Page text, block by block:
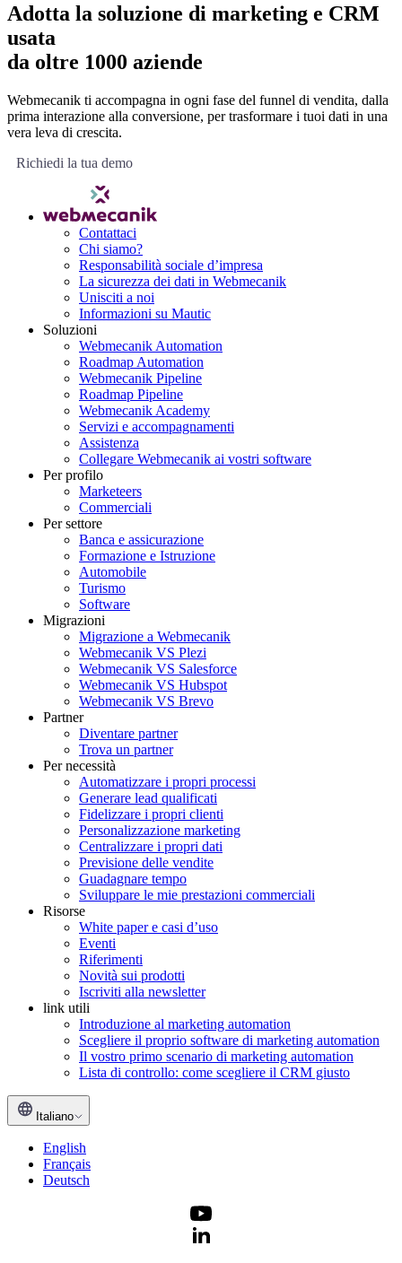
Adotta la soluzione di marketing e CRM
usata
da oltre 1000 aziende
Webmecanik ti accompagna in ogni fase del funnel di vendita, dalla
prima interazione alla conversione, per trasformare i tuoi dati in una
vera leva di crescita.
Richiedi la tua demo
Contattaci
Chi siamo?
Responsabilità sociale d’impresa
La sicurezza dei dati in Webmecanik
Unisciti a noi
Informazioni su Mautic
Soluzioni
Webmecanik Automation
Roadmap Automation
Webmecanik Pipeline
Roadmap Pipeline
Webmecanik Academy
Servizi e accompagnamenti
Assistenza
Collegare Webmecanik ai vostri software
Per profilo
Marketeers
Commerciali
Per settore
Banca e assicurazione
Formazione e Istruzione
Automobile
Turismo
Software
Migrazioni
Migrazione a Webmecanik
Webmecanik VS Plezi
Webmecanik VS Salesforce
Webmecanik VS Hubspot
Webmecanik VS Brevo
Partner
Diventare partner
Trova un partner
Per necessità
Automatizzare i propri processi
Generare lead qualificati
Fidelizzare i propri clienti
Personalizzazione marketing
Centralizzare i propri dati
Previsione delle vendite
Guadagnare tempo
Sviluppare le mie prestazioni commerciali
Risorse
White paper e casi d’uso
Eventi
Riferimenti
Novità sui prodotti
Iscriviti alla newsletter
link utili
Introduzione al marketing automation
Scegliere il proprio software di marketing automation
Il vostro primo scenario di marketing automation
Lista di controllo: come scegliere il CRM giusto
Italiano
English
Français
Deutsch